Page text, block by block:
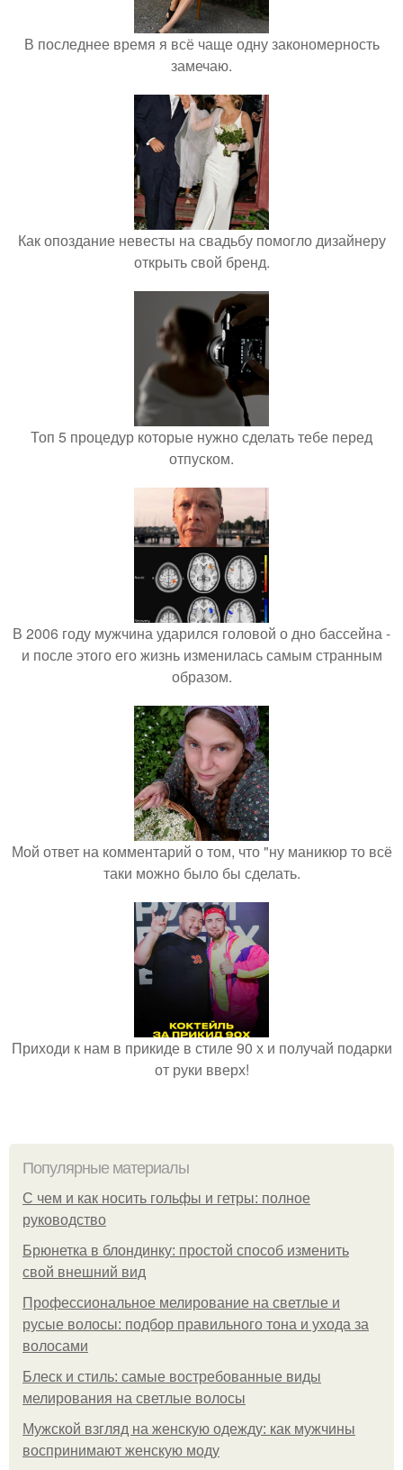
В последнее время я всё чаще одну закономерность
замечаю.
Как опоздание невесты на свадьбу помогло дизайнеру
открыть свой бренд.
Топ 5 процедур которые нужно сделать тебе перед
отпуском.
В 2006 году мужчина ударился головой о дно бассейна -
и после этого его жизнь изменилась самым странным
образом.
Мой ответ на комментарий о том, что "ну маникюр то всё
таки можно было бы сделать.
Приходи к нам в прикиде в стиле 90 х и получай подарки
от руки вверх!
Популярные материалы
С чем и как носить гольфы и гетры: полное
руководство
Брюнетка в блондинку: простой способ изменить
свой внешний вид
Профессиональное мелирование на светлые и
русые волосы: подбор правильного тона и ухода за
волосами
Блеск и стиль: самые востребованные виды
мелирования на светлые волосы
Мужской взгляд на женскую одежду: как мужчины
воспринимают женскую моду